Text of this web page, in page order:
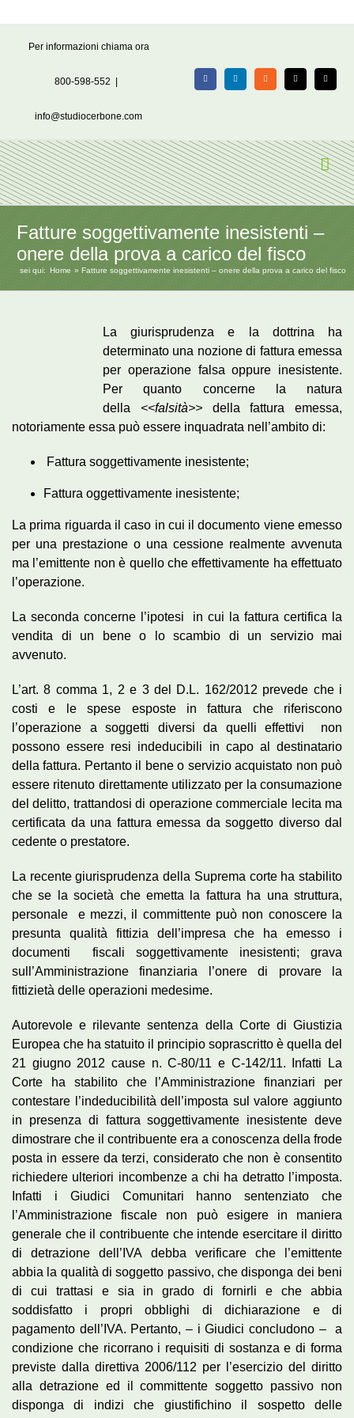
Per informazioni chiama ora
800-598-552
info@studiocerbone.com
FacebookLinkedIn Rss X Email
Fatture soggettivamente inesistenti –
onere della prova a carico del fisco
sei qui: Home Fatture soggettivamente inesistenti – onere della prova a carico del fisco
La giurisprudenza e la dottrina ha
determinato una nozione di fattura emessa
per operazione falsa oppure inesistente.
Per quanto concerne la natura
della <<falsità>>della fattura emessa,
notoriamente essa può essere inquadrata nell’ambito di:
Fattura soggettivamente inesistente;
Fattura oggettivamente inesistente;
La prima riguarda il caso in cui il documento viene emesso
per una prestazione o una cessione realmente avvenuta
ma l’emittente non è quello che effettivamente ha effettuato
l’operazione.
La seconda concerne l’ipotesi in cui la fattura certifica la
vendita di un bene o lo scambio di un servizio mai
avvenuto.
L’art. 8 comma 1, 2 e 3 del D.L. 162/2012 prevede che i
costi e le spese esposte in fattura che riferiscono
l’operazione a soggetti diversi da quelli effettivi non
possono essere resi indeducibili in capo al destinatario
della fattura. Pertanto il bene o servizio acquistato non può
essere ritenuto direttamente utilizzato per la consumazione
del delitto, trattandosi di operazione commerciale lecita ma
certificata da una fattura emessa da soggetto diverso dal
cedente o prestatore.
La recente giurisprudenza della Suprema corte ha stabilito
che se la società che emetta la fattura ha una struttura,
personale e mezzi, il committente può non conoscere la
presunta qualità fittizia dell’impresa che ha emesso i
documenti fiscali soggettivamente inesistenti; grava
sull’Amministrazione finanziaria l’onere di provare la
fittizietà delle operazioni medesime.
Autorevole e rilevante sentenza della Corte di Giustizia
Europea che ha statuito il principio soprascritto è quella del
21 giugno 2012 cause n. C-80/11 e C-142/11. Infatti La
Corte ha stabilito che l’Amministrazione finanziari per
contestare l’indeducibilità dell’imposta sul valore aggiunto
in presenza di fattura soggettivamente inesistente deve
dimostrare che il contribuente era a conoscenza della frode
posta in essere da terzi, considerato che non è consentito
richiedere ulteriori incombenze a chi ha detratto l’imposta.
Infatti i Giudici Comunitari hanno sentenziato che
l’Amministrazione fiscale non può esigere in maniera
generale che il contribuente che intende esercitare il diritto
di detrazione dell’IVA debba verificare che l’emittente
abbia la qualità di soggetto passivo, che disponga dei beni
di cui trattasi e sia in grado di fornirli e che abbia
soddisfatto i propri obblighi di dichiarazione e di
pagamento dell’IVA. Pertanto, – i Giudici concludono – a
condizione che ricorrano i requisiti di sostanza e di forma
previste dalla direttiva 2006/112 per l’esercizio del diritto
alla detrazione ed il committente soggetto passivo non
disponga di indizi che giustifichino il sospetto delle